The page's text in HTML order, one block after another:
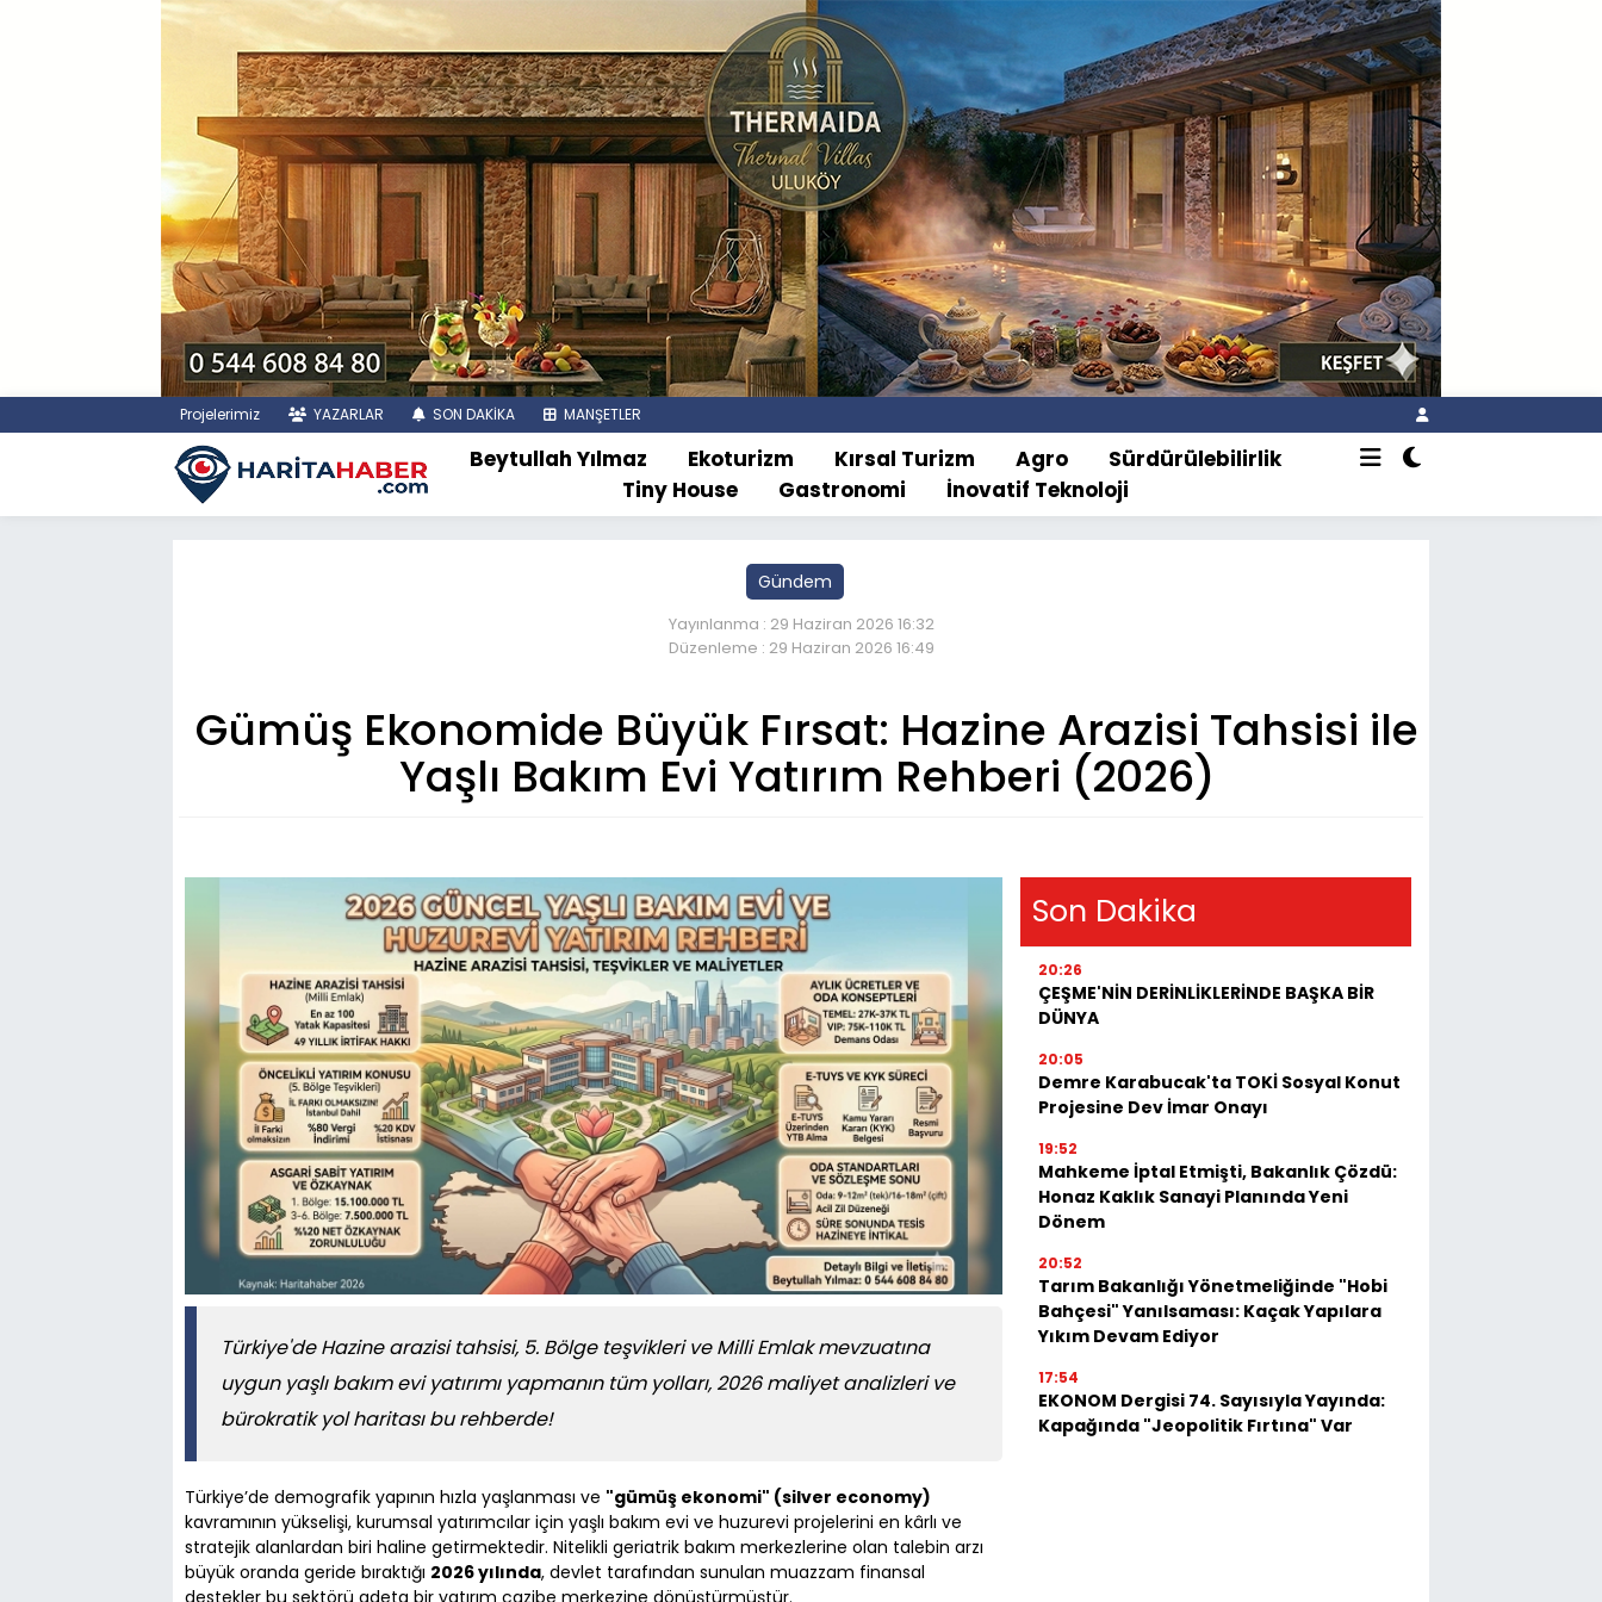
Projelerimiz YAZARLAR SON DAKİKA MANŞETLER
Beytullah Yılmaz Ekoturizm Kırsal Turizm Agro
Sürdürülebilirlik
Tiny House
Gastronomi İnovatif Teknoloji
Gündem
Yayınlanma : 29 Haziran 2026 16:32
Düzenleme : 29 Haziran 2026 16:49
Gümüş Ekonomide Büyük Fırsat: Hazine Arazisi Tahsisi ile
Yaşlı Bakım Evi Yatırım Rehberi (2026)
Türkiye'de Hazine arazisi tahsisi, 5. Bölge teşvikleri ve Milli Emlak mevzuatına
uygun yaşlı bakım evi yatırımı yapmanın tüm yolları, 2026 maliyet analizleri ve
bürokratik yol haritası bu rehberde!
Türkiye’de demografik yapının hızla yaşlanması ve "gümüş ekonomi" (silver economy)
kavramının yükselişi, kurumsal yatırımcılar için yaşlı bakım evi ve huzurevi projelerini en kârlı ve
stratejik alanlardan biri haline getirmektedir. Nitelikli geriatrik bakım merkezlerine olan talebin arzı
büyük oranda geride bıraktığı 2026 yılında, devlet tarafından sunulan muazzam finansal
Son Dakika
20:26
ÇEŞME'NİN DERİNLİKLERİNDE BAŞKA BİR
DÜNYA
20:05
Demre Karabucak'ta TOKİ Sosyal Konut
Projesine Dev İmar Onayı
19:52
Mahkeme İptal Etmişti, Bakanlık Çözdü:
Honaz Kaklık Sanayi Planında Yeni
Dönem
20:52
Tarım Bakanlığı Yönetmeliğinde "Hobi
Bahçesi" Yanılsaması: Kaçak Yapılara
Yıkım Devam Ediyor
17:54
EKONOM Dergisi 74. Sayısıyla Yayında:
Kapağında "Jeopolitik Fırtına" Var